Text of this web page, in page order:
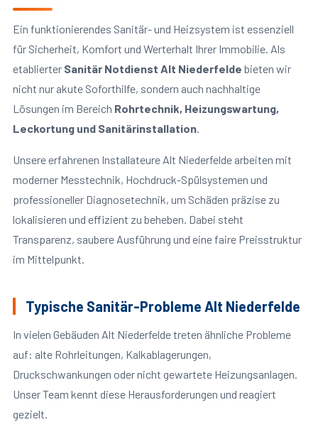
Ein funktionierendes Sanitär- und Heizsystem ist essenziell
für Sicherheit, Komfort und Werterhalt Ihrer Immobilie. Als
etablierter Sanitär Notdienst Alt Niederfelde bieten wir
nicht nur akute Soforthilfe, sondern auch nachhaltige
Lösungen im Bereich Rohrtechnik, Heizungswartung,
Leckortung und Sanitärinstallation.
Unsere erfahrenen Installateure Alt Niederfelde arbeiten mit
moderner Messtechnik, Hochdruck-Spülsystemen und
professioneller Diagnosetechnik, um Schäden präzise zu
lokalisieren und effizient zu beheben. Dabei steht
Transparenz, saubere Ausführung und eine faire Preisstruktur
im Mittelpunkt.
Typische Sanitär-Probleme Alt Niederfelde
In vielen Gebäuden Alt Niederfelde treten ähnliche Probleme
auf: alte Rohrleitungen, Kalkablagerungen,
Druckschwankungen oder nicht gewartete Heizungsanlagen.
Unser Team kennt diese Herausforderungen und reagiert
gezielt.